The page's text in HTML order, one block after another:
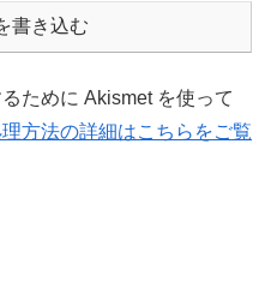
書き込む
ために Akismet を使って
方法の詳細はこちらをご覧